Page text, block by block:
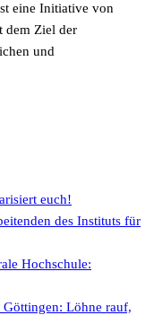
eine Initiative von
dem Ziel der
und
euch!
des Instituts für
Hochschule:
Löhne rauf,